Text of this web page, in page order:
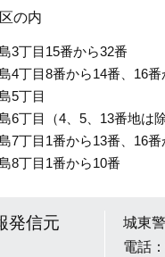
の内
3丁目15番から32番
4丁目8番から14番、16番
5丁目
6丁目（4、5、13番地は除
7丁目1番から13番、16番
8丁目1番から10番
発信元
城東
電話